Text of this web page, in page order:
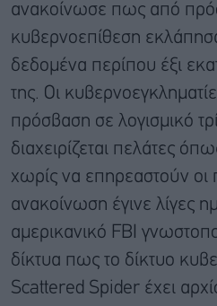
ανακοίνωσε πως από
κυβερνοεπίθεση
δεδομένα περίπου έξι
της. Οι
πρόσβαση σε λογισμικό
διαχειρίζεται πελάτες
χωρίς να επηρεαστούν οι
ανακοίνωση έγινε λίγες
αμερικανικό FBI
δίκτυα πως το δίκτυο
Scattered Spider έχει